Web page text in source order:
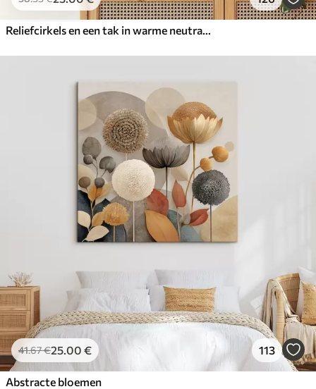
Reliefcirkels en een tak in warme neutrale tinten
41.67€25.00 € 113
Abstracte bloemen